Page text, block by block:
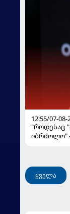
12:55/07-08-
"როდესაც
იბრძოლო"
ყველა